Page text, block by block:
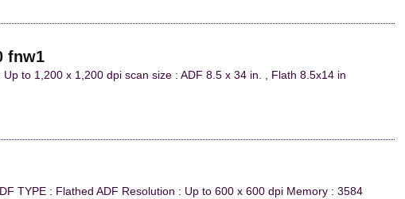
fnw1
to 1,200 x 1,200 dpi scan size : ADF 8.5 x 34 in. , Flath 8.5x14 in
TYPE : Flathed ADF Resolution : Up to 600 x 600 dpi Memory : 3584